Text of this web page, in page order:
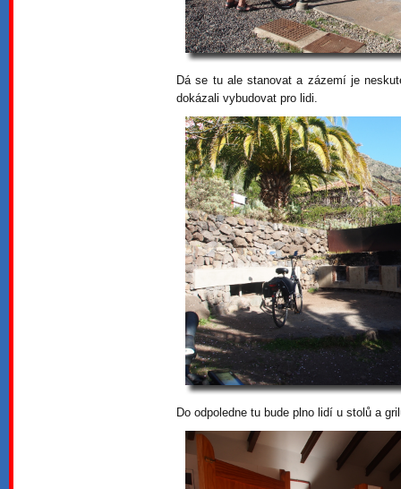
Dá se tu ale stanovat a zázemí je
dokázali vybudovat pro lidi.
Do odpoledne tu bude plno lidí u stolů a